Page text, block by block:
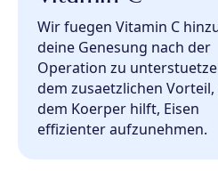
Wir fuegen Vitamin C
deine Genesung nach der
Operation zu
dem zusaetzlichen Vorteil,
dem Koerper hilft, Eisen
effizienter aufzunehmen.